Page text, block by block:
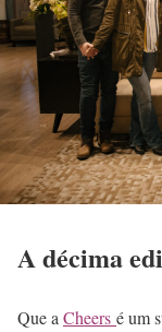
A décima
Que a Cheers é um